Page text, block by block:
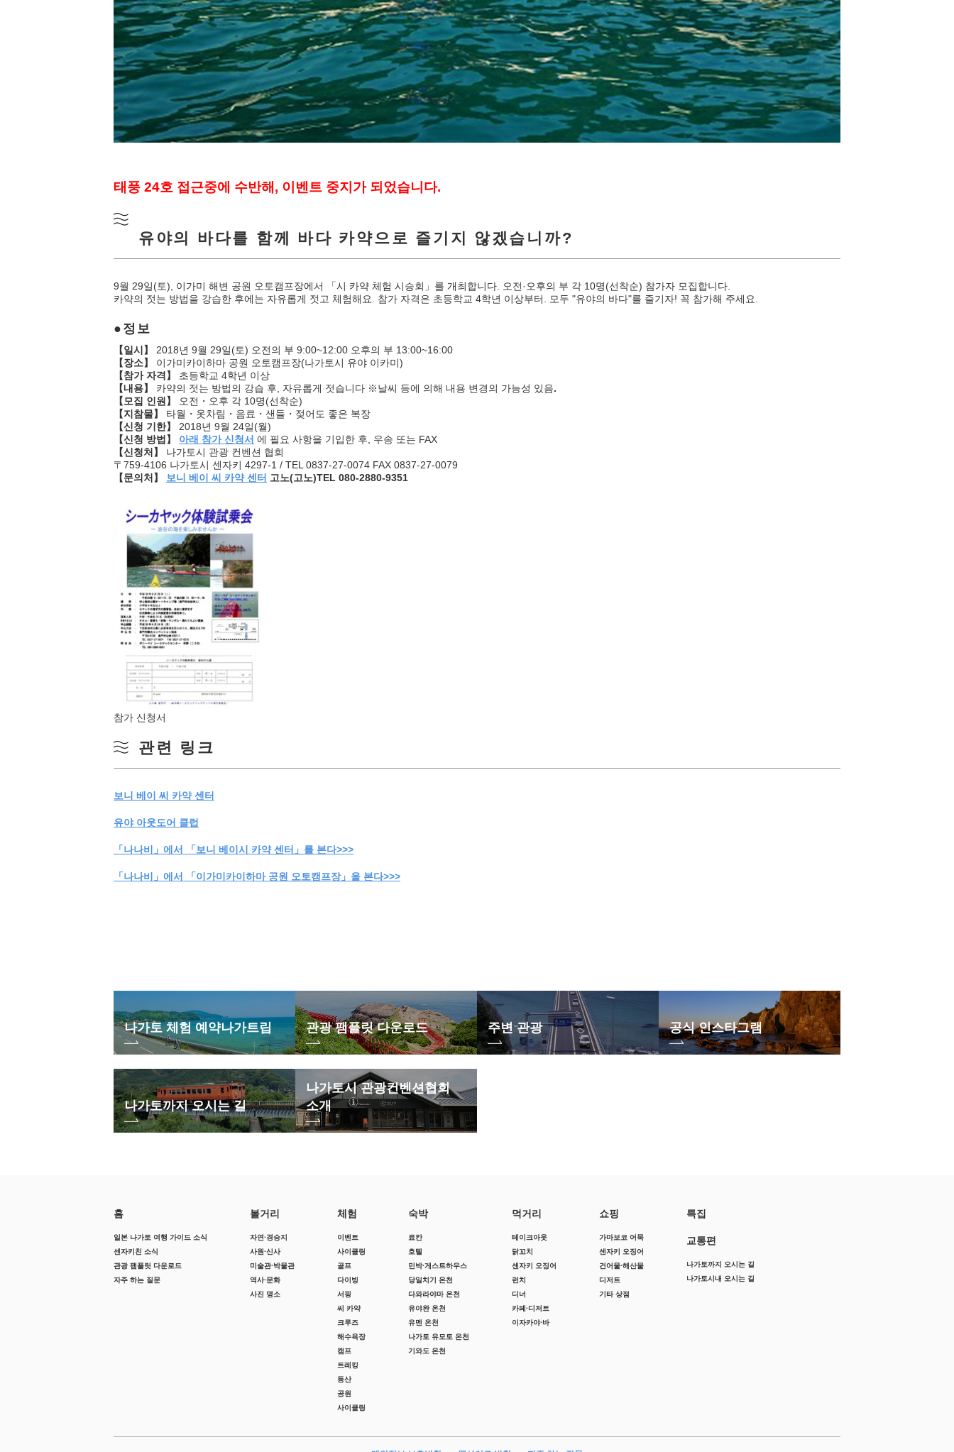
태풍 24호 접근중에 수반해, 이벤트 중지가 되었습니다.
유야의 바다를 함께 바다 카약으로 즐기지 않겠습니까?
9월 29일(토), 이가미 해변 공원 오토캠프장에서 「시 카약 체험 시승회」를 개최합니다. 오전·오후의 부 각 10명(선착순) 참가자 모집합니다.
카약의 젓는 방법을 강습한 후에는 자유롭게 젓고 체험해요. 참가 자격은 초등학교 4학년 이상부터. 모두 "유야의 바다"를 즐기자! 꼭 참가해 주세요.
정보
【일시】
2018년 9월 29일(토) 오전의 부 9:00~12:00 오후의 부 13:00~16:00
【장소】
이가미카이하마 공원 오토캠프장(나가토시 유야 이카미)
【참가 자격】
초등학교 4학년 이상
【내용】
카약의 젓는 방법의 강습 후, 자유롭게 젓습니다 ※날씨 등에 의해 내용 변경의 가능성 있음.
【모집 인원】
오전・오후 각 10명(선착순)
【지참물】
타월・옷차림・음료・샌들・젖어도 좋은 복장
【신청 기한】
2018년 9월 24일(월)
【신청 방법】
아래 참가 신청서 에 필요 사항을 기입한 후, 우송 또는 FAX
【신청처】
나가토시 관광 컨벤션 협회
〒759-4106 나가토시 센자키 4297-1 / TEL 0837-27-0074 FAX 0837-27-0079
【문의처】
보니 베이 씨 카약 센터 고노(고노)TEL 080-2880-9351
참가 신청서
관련 링크
보니 베이 씨 카약 센터
유야 아웃도어 클럽
「나나비」에서 「보니 베이시 카약 센터」를 본다>>>
「나나비」에서 「이가미카이하마 공원 오토캠프장」을 본다>>>
나가토 체험 예약나가트립 관광 팸플릿 다운로드 주변 관광 공식 인스타그램
나가토까지 오시는 길
나가토시 관광컨벤션협회
소개
홈
일본 나가토 여행 가이드 소식
센자키친 소식
관광 팸플릿 다운로드
자주 하는 질문
볼거리
자연·경승지
사원·신사
미술관·박물관
역사·문화
사진 명소
체험
이벤트
사이클링
골프
다이빙
서핑
씨 카약
크루즈
해수욕장
캠프
트레킹
등산
공원
사이클링
숙박
료칸
호텔
민박·게스트하우스
당일치기 온천
다와라야마 온천
유야완 온천
유멘 온천
나가토 유모토 온천
기와도 온천
먹거리
테이크아웃
닭꼬치
센자키 오징어
런치
디너
카페·디저트
이자카야·바
쇼핑
가마보코 어묵
센자키 오징어
건어물·해산물
디저트
기타 상점
특집
교통편
나가토까지 오시는 길
나가토시내 오시는 길